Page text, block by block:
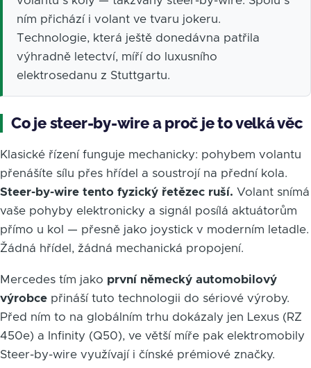
ním přichází i volant ve tvaru jokeru.
Technologie, která ještě donedávna patřila
výhradně letectví, míří do luxusního
elektrosedanu z Stuttgartu.
Co je steer-by-wire a proč je to velká věc
Klasické řízení funguje mechanicky: pohybem volantu
přenášíte sílu přes hřídel a soustrojí na přední kola.
Steer-by-wire tento fyzický řetězec ruší. Volant snímá
vaše pohyby elektronicky a signál posílá aktuátorům
přímo u kol — přesně jako joystick v moderním letadle.
Žádná hřídel, žádná mechanická propojení.
Mercedes tím jako první německý automobilový
výrobce přináší tuto technologii do sériové výroby.
Před ním to na globálním trhu dokázaly jen Lexus (RZ
450e) a Infinity (Q50), ve větší míře pak elektromobily
Steer-by-wire využívají i čínské prémiové značky.